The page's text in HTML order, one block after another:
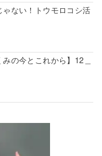
ゃない！トウモロコシ活
みの今とこれから】12＿